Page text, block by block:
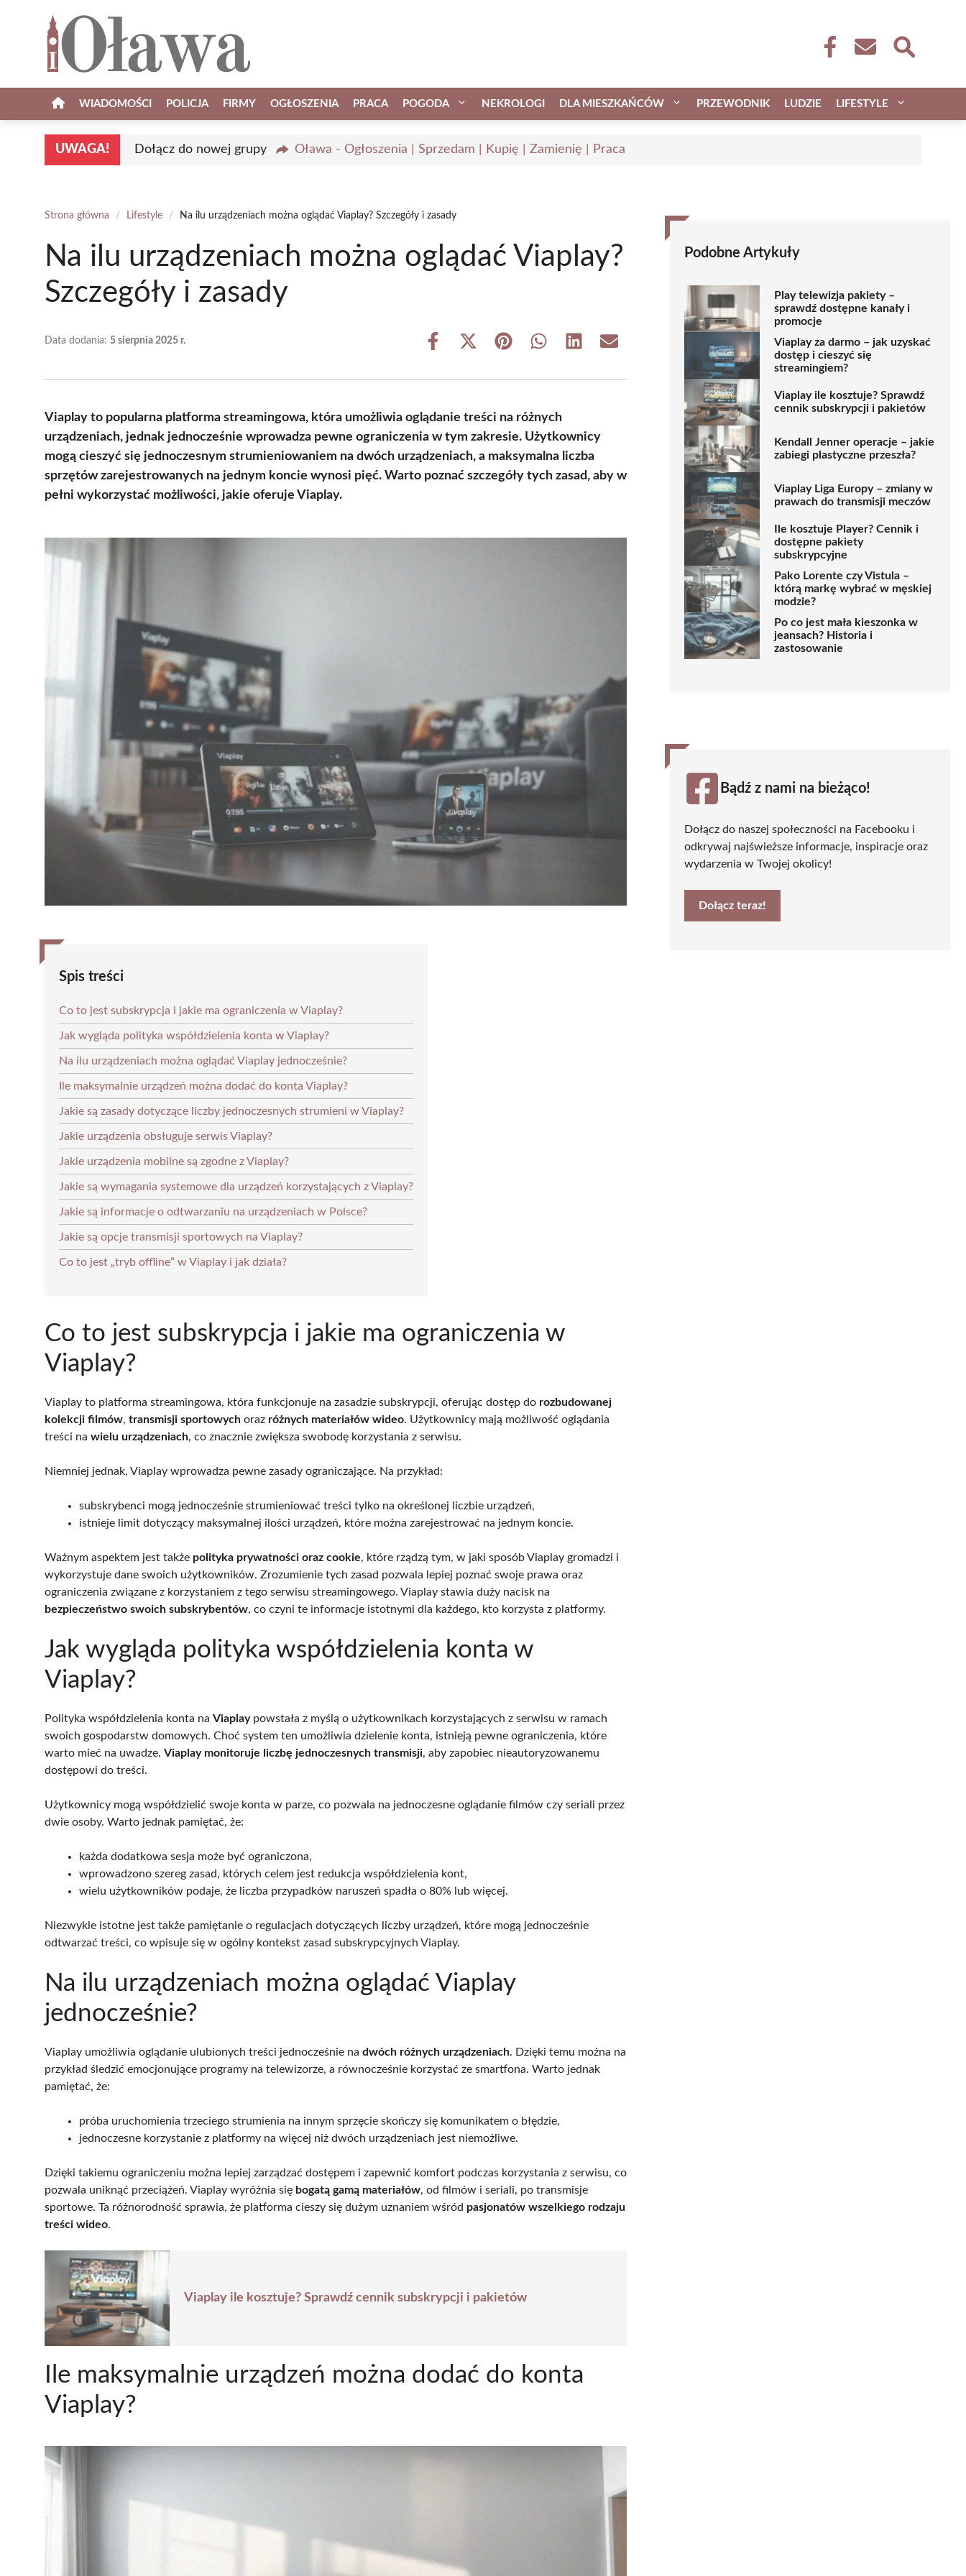
WIADOMOŚCI POLICJA FIRMY OGŁOSZENIA PRACA POGODA NEKROLOGI DLA MIESZKAŃCÓW PRZEWODNIK LUDZIE LIFESTYLE
UWAGA! Dołącz do nowej grupy Oława - Ogłoszenia | Sprzedam | Kupię | Zamienię | Praca
Strona główna / Lifestyle / Na ilu urządzeniach można oglądać Viaplay? Szczegóły i zasady
Na ilu urządzeniach można oglądać Viaplay?
Szczegóły i zasady
Data dodania: 5 sierpnia 2025 r.
Share
Share
(Twitter)
Share Share Share Share
Viaplay to popularna platforma streamingowa, która umożliwia oglądanie treści na różnych
urządzeniach, jednak jednocześnie wprowadza pewne ograniczenia w tym zakresie. Użytkownicy
mogą cieszyć się jednoczesnym strumieniowaniem na dwóch urządzeniach, a maksymalna liczba
sprzętów zarejestrowanych na jednym koncie wynosi pięć. Warto poznać szczegóły tych zasad, aby w
pełni wykorzystać możliwości, jakie oferuje Viaplay.
Spis treści
Co to jest subskrypcja i jakie ma ograniczenia w Viaplay?
Jak wygląda polityka współdzielenia konta w Viaplay?
Na ilu urządzeniach można oglądać Viaplay jednocześnie?
Ile maksymalnie urządzeń można dodać do konta Viaplay?
Jakie są zasady dotyczące liczby jednoczesnych strumieni w Viaplay?
Jakie urządzenia obsługuje serwis Viaplay?
Jakie urządzenia mobilne są zgodne z Viaplay?
Jakie są wymagania systemowe dla urządzeń korzystających z Viaplay?
Jakie są informacje o odtwarzaniu na urządzeniach w Polsce?
Jakie są opcje transmisji sportowych na Viaplay?
Co to jest „tryb offline” w Viaplay i jak działa?
Co to jest subskrypcja i jakie ma ograniczenia w
Viaplay?
Viaplay to platforma streamingowa, która funkcjonuje na zasadzie subskrypcji, oferując dostęp do rozbudowanej
kolekcji filmów, transmisji sportowych oraz różnych materiałów wideo. Użytkownicy mają możliwość oglądania
treści na wielu urządzeniach, co znacznie zwiększa swobodę korzystania z serwisu.
Niemniej jednak, Viaplay wprowadza pewne zasady ograniczające. Na przykład:
subskrybenci mogą jednocześnie strumieniować treści tylko na określonej liczbie urządzeń,
istnieje limit dotyczący maksymalnej ilości urządzeń, które można zarejestrować na jednym koncie.
Ważnym aspektem jest także polityka prywatności oraz cookie, które rządzą tym, w jaki sposób Viaplay gromadzi i
wykorzystuje dane swoich użytkowników. Zrozumienie tych zasad pozwala lepiej poznać swoje prawa oraz
ograniczenia związane z korzystaniem z tego serwisu streamingowego. Viaplay stawia duży nacisk na
bezpieczeństwo swoich subskrybentów, co czyni te informacje istotnymi dla każdego, kto korzysta z platformy.
Jak wygląda polityka współdzielenia konta w
Viaplay?
Polityka współdzielenia konta na Viaplaypowstała z myślą o użytkownikach korzystających z serwisu w ramach
swoich gospodarstw domowych. Choć system ten umożliwia dzielenie konta, istnieją pewne ograniczenia, które
warto mieć na uwadze. Viaplay monitoruje liczbę jednoczesnych transmisji, aby zapobiec nieautoryzowanemu
dostępowi do treści.
Użytkownicy mogą współdzielić swoje konta w parze, co pozwala na jednoczesne oglądanie filmów czy seriali przez
dwie osoby. Warto jednak pamiętać, że:
każda dodatkowa sesja może być ograniczona,
wprowadzono szereg zasad, których celem jest redukcja współdzielenia kont,
wielu użytkowników podaje, że liczba przypadków naruszeń spadła o 80% lub więcej.
Niezwykle istotne jest także pamiętanie o regulacjach dotyczących liczby urządzeń, które mogą jednocześnie
odtwarzać treści, co wpisuje się w ogólny kontekst zasad subskrypcyjnych Viaplay.
Na ilu urządzeniach można oglądać Viaplay
jednocześnie?
Viaplay umożliwia oglądanie ulubionych treści jednocześnie na dwóch różnych urządzeniach. Dzięki temu można na
przykład śledzić emocjonujące programy na telewizorze, a równocześnie korzystać ze smartfona. Warto jednak
pamiętać, że:
próba uruchomienia trzeciego strumienia na innym sprzęcie skończy się komunikatem o błędzie,
jednoczesne korzystanie z platformy na więcej niż dwóch urządzeniach jest niemożliwe.
Dzięki takiemu ograniczeniu można lepiej zarządzać dostępem i zapewnić komfort podczas korzystania z serwisu, co
pozwala uniknąć przeciążeń. Viaplay wyróżnia się bogatą gamą materiałów, od filmów i seriali, po transmisje
sportowe. Ta różnorodność sprawia, że platforma cieszy się dużym uznaniem wśród pasjonatów wszelkiego rodzaju
treści wideo.
Viaplay ile kosztuje? Sprawdź cennik subskrypcji i pakietów
Ile maksymalnie urządzeń można dodać do konta
Viaplay?
Podobne Artykuły
Play telewizja pakiety –
sprawdź dostępne kanały i
promocje
Viaplay za darmo – jak uzyskać
dostęp i cieszyć się
streamingiem?
Viaplay ile kosztuje? Sprawdź
cennik subskrypcji i pakietów
Kendall Jenner operacje – jakie
zabiegi plastyczne przeszła?
Viaplay Liga Europy – zmiany w
prawach do transmisji meczów
Ile kosztuje Player? Cennik i
dostępne pakiety
subskrypcyjne
Pako Lorente czy Vistula –
którą markę wybrać w męskiej
modzie?
Po co jest mała kieszonka w
jeansach? Historia i
zastosowanie
Bądź z nami na bieżąco!
Dołącz do naszej społeczności na Facebooku i
odkrywaj najświeższe informacje, inspiracje oraz
wydarzenia w Twojej okolicy!
Dołącz teraz!